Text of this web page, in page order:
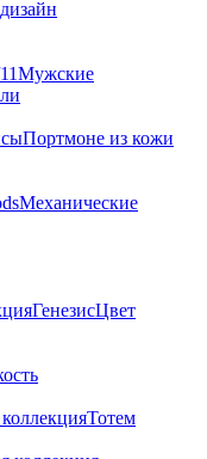
Мужские
Портмоне из кожи
Механические
ГенезисЦвет
Тотем